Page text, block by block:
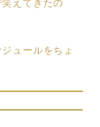
えてきたの
ュールをちょ